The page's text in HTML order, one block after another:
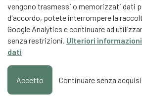
vengono trasmessi o memorizzati dati
d'accordo, potete interrompere la
Google Analytics e continuare ad
senza restrizioni. Ulteriori
dati
Accetto Continuare senza
Partner di contenuti
Scuola universitaria federale